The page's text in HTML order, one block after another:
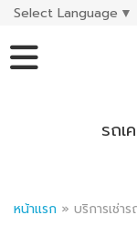
Select Language ▼
รถเ
หน้าแรก » บริการเช่า